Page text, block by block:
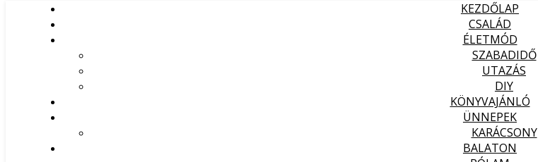
KEZDŐLAP
CSALÁD
ÉLETMÓD
SZABADIDŐ
UTAZÁS
DIY
KÖNYVAJÁNLÓ
ÜNNEPEK
KARÁCSONY
BALATON